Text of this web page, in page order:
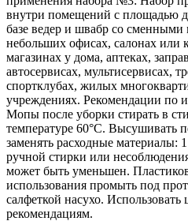
внутри помещений с площадью
базе ведер и швабр со сменными
небольших офисах, салонах или
магазинах у дома, аптеках,
автосервисах, мультисервисах,
спортклубах, жилых
учреждениях. Рекомендации по
Мопы после уборки стирать в
температуре 60°C. Высушивать
заменять расходные материалы:
ручной стирки или
может быть уменьшен.
использования промыть под
салфеткой насухо.
рекомендациям.